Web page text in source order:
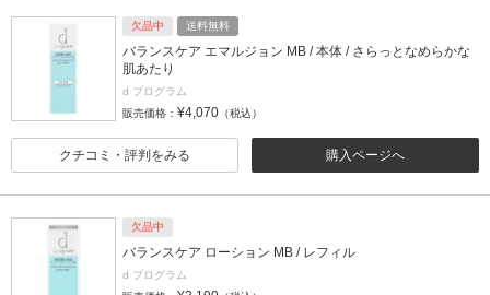
欠品中 送料無料
バランスケア エマルジョン MB / 本体 / さらっとなめらかな
肌あたり
d プログラム
販売価格： ¥4,070 （税込）
購入ページへ
クチコミ・評判をみる
欠品中
バランスケア ローション MB / レフィル
d プログラム